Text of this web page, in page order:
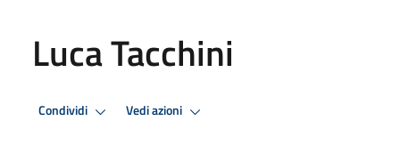
Luca Tacchini
Condividi Vedi azioni